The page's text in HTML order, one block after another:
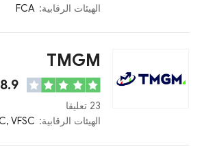
الهيئات الرقابية: FCA
TMGM
8.9
23 تعليقا
الهيئات الرقابية: